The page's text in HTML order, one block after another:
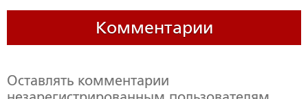
Комментарии
Оставлять комментарии